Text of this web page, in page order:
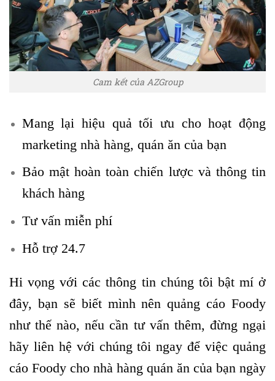
Cam kết của AZGroup
Mang lại hiệu quả tối ưu cho hoạt động
marketing nhà hàng, quán ăn của bạn
Bảo mật hoàn toàn chiến lược và thông tin
khách hàng
Tư vấn miễn phí
Hỗ trợ 24.7
Hi vọng với các thông tin chúng tôi bật mí ở
đây, bạn sẽ biết mình nên quảng cáo Foody
như thế nào, nếu cần tư vấn thêm, đừng ngại
hãy liên hệ với chúng tôi ngay để việc quảng
cáo Foody cho nhà hàng quán ăn của bạn ngày